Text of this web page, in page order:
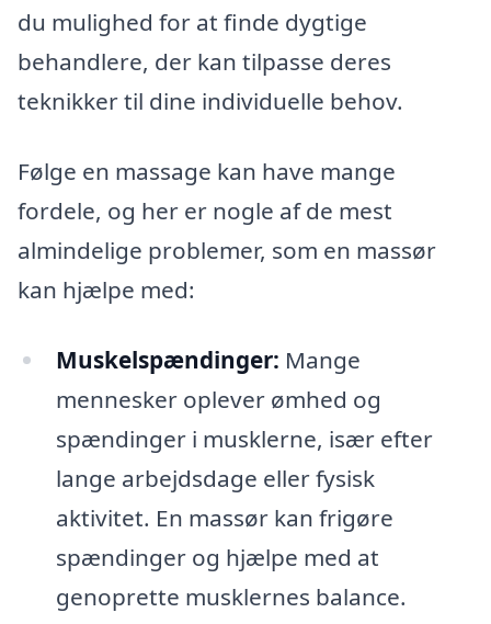
du mulighed for at finde dygtige
behandlere, der kan tilpasse deres
teknikker til dine individuelle behov.
Følge en massage kan have mange
fordele, og her er nogle af de mest
almindelige problemer, som en massør
kan hjælpe med:
Muskelspændinger: Mange
mennesker oplever ømhed og
spændinger i musklerne, især efter
lange arbejdsdage eller fysisk
aktivitet. En massør kan frigøre
spændinger og hjælpe med at
genoprette musklernes balance.